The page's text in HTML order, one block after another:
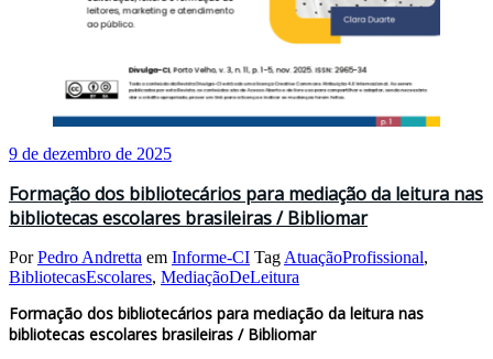
9 de dezembro de 2025
Formação dos bibliotecários para mediação da leitura nas
bibliotecas escolares brasileiras / Bibliomar
PorPedro Andretta em Informe-CI Tag AtuaçãoProfissional,
BibliotecasEscolares, MediaçãoDeLeitura
Formação dos bibliotecários para mediação da leitura nas
bibliotecas escolares brasileiras / Bibliomar